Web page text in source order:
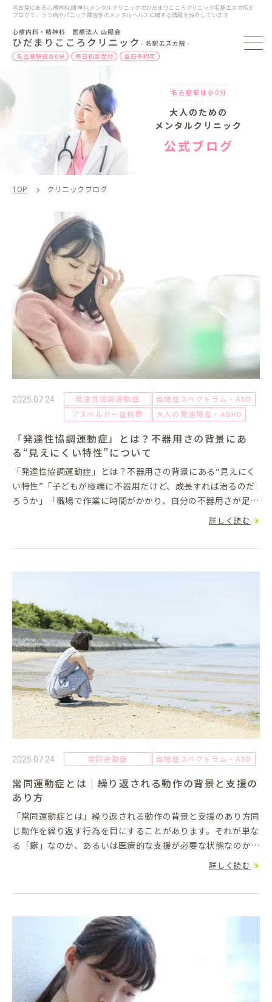
名古屋にある心療内科,精神科,メンタルクリニックのひだまりこころクリニック名駅エスカ院が
ブログで、うつ病やパニック障害等のメンタルヘルスに関する情報を紹介しています
名古屋駅徒歩0分
大人のための
メンタルクリニック
公式ブログ
TOP クリニックブログ
2025.07.24 発達性協調運動症
自閉症スペクトラム・ASD
アスペルガー症候群
大人の発達障害・ADHD
「発達性協調運動症」とは？不器用さの背景にあ
る“見えにくい特性”について
「発達性協調運動症」とは？不器用さの背景にある“見えにく
い特性”「子どもが極端に不器用だけど、成長すれば治るのだ
ろうか」「職場で作業に時間がかかり、自分の不器用さが足を
引っ張っている気がする」…こうした悩みの背景に、「発達性
詳しく読む
2025.07.24 常同運動症 自閉症スペクトラム・ASD
常同運動症とは｜繰り返される動作の背景と支援の
あり方
「常同運動症とは」繰り返される動作の背景と支援のあり方同
じ動作を繰り返す行為を目にすることがあります。それが単な
る「癖」なのか、あるいは医療的な支援が必要な状態なのか…
見極めることは簡単ではありません。このような繰り返し動作
詳しく読む